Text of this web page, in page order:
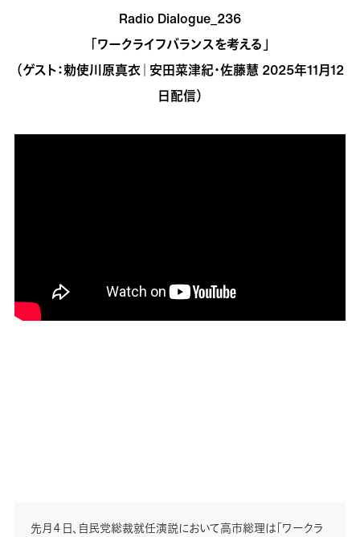
Radio Dialogue_236
「ワークライフバランスを考える」
（ゲスト：勅使川原真衣｜安田菜津紀・佐藤慧 2025年11月12
日配信）
先月４日、自民党総裁就任演説において高市総理は「ワークラ